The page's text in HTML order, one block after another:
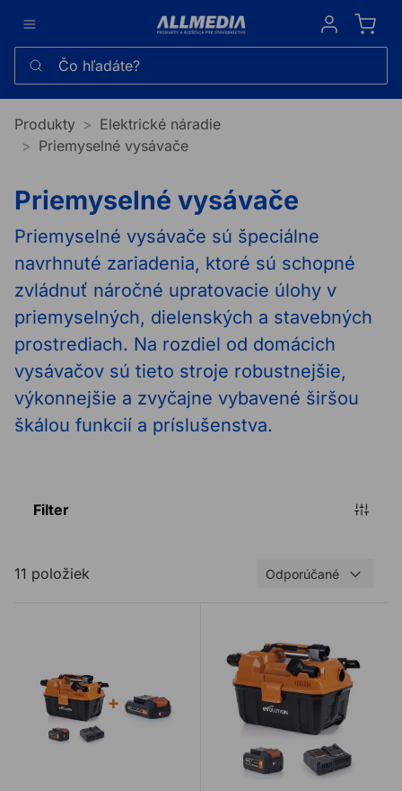
Sign in
Čo hľadáte?
Produkty
Elektrické náradie
Priemyselné vysávače
Priemyselné vysávače
Priemyselné vysávače sú špeciálne
navrhnuté zariadenia, ktoré sú schopné
zvládnuť náročné upratovacie úlohy v
priemyselných, dielenských a stavebných
prostrediach. Na rozdiel od domácich
vysávačov sú tieto stroje robustnejšie,
výkonnejšie a zvyčajne vybavené širšou
škálou funkcií a príslušenstva.
Filter
11 položiek Odporúčané